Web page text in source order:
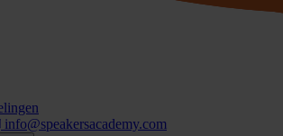
info@speakersacademy.com